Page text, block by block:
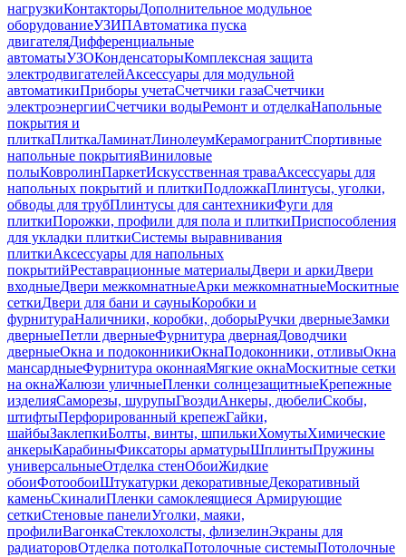
нагрузкиКонтакторыДополнительное модульное
оборудованиеУЗИПАвтоматика пуска
двигателяДифференциальные
автоматыУЗОКонденсаторыКомплексная защита
электродвигателейАксессуары для модульной
автоматикиПриборы учетаСчетчики газаСчетчики
электроэнергииСчетчики водыРемонт и отделкаНапольные
покрытия и
плиткаПлиткаЛаминатЛинолеумКерамогранитСпортивные
напольные покрытияВиниловые
полыКовролинПаркетИскусственная траваАксессуары для
напольных покрытий и плиткиПодложкаПлинтусы, уголки,
обводы для трубПлинтусы для сантехникиФуги для
плиткиПорожки, профили для пола и плиткиПриспособления
для укладки плиткиСистемы выравнивания
плиткиАксессуары для напольных
покрытийРеставрационные материалыДвери и аркиДвери
входныеДвери межкомнатныеАрки межкомнатныеМоскитные
сеткиДвери для бани и сауныКоробки и
фурнитураНаличники, коробки, доборыРучки дверныеЗамки
дверныеПетли дверныеФурнитура двернаяДоводчики
дверныеОкна и подоконникиОкнаПодоконники, отливыОкна
мансардныеФурнитура оконнаяМягкие окнаМоскитные сетки
на окнаЖалюзи уличныеПленки солнцезащитныеКрепежные
изделияСаморезы, шурупыГвоздиАнкеры, дюбелиСкобы,
штифтыПерфорированный крепежГайки,
шайбыЗаклепкиБолты, винты, шпилькиХомутыХимические
анкерыКарабиныФиксаторы арматурыШплинтыПружины
универсальныеОтделка стенОбоиЖидкие
обоиФотообоиШтукатурки декоративныеДекоративный
каменьСкиналиПленки самоклеящиеся Армирующие
сеткиСтеновые панелиУголки, маяки,
профилиВагонкаСтеклохолсты, флизелинЭкраны для
радиаторовОтделка потолкаПотолочные системыПотолочные